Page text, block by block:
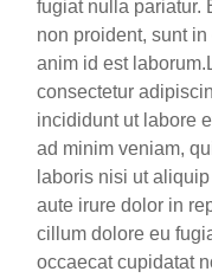
fugiat nulla pariatur.
non proident, sunt
anim id est
consectetur
incididunt ut labore
ad minim veniam,
laboris nisi ut
aute irure dolor in
cillum dolore eu
occaecat cupidatat